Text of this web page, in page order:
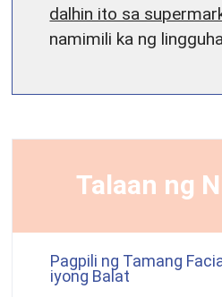
dalhin ito sa
namimili ka ng
Talaan ng
Pagpili ng Tamang
iyong Balat